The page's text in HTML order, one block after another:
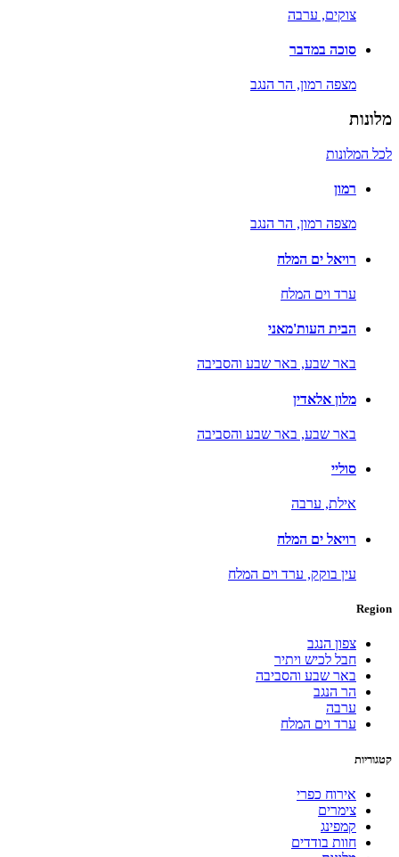
צוקים, ערבה
סוכה במדבר
מצפה רמון, הר הנגב
מלונות
לכל המלונות
רמון
מצפה רמון, הר הנגב
רויאל ים המלח
ערד וים המלח
הבית העות'מאני
באר שבע, באר שבע והסביבה
מלון אלאדין
באר שבע, באר שבע והסביבה
סוליי
אילת, ערבה
רויאל ים המלח
עין בוקק, ערד וים המלח
Region
צפון הנגב
חבל לכיש ויתיר
באר שבע והסביבה
הר הנגב
ערבה
ערד וים המלח
קטגוריות
אירוח כפרי
צימרים
קמפינג
חוות בודדים